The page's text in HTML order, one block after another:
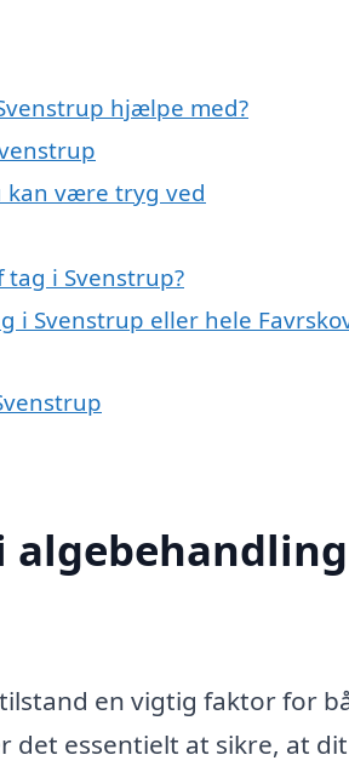
hjælpe med?
kan være tryg ved
i Svenstrup?
i Svenstrup eller hele
en vigtig faktor for
det essentielt at sikre, at